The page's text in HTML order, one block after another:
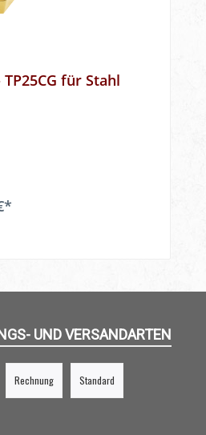
für Stahl
UND VERSANDARTEN
Rechnung Standard